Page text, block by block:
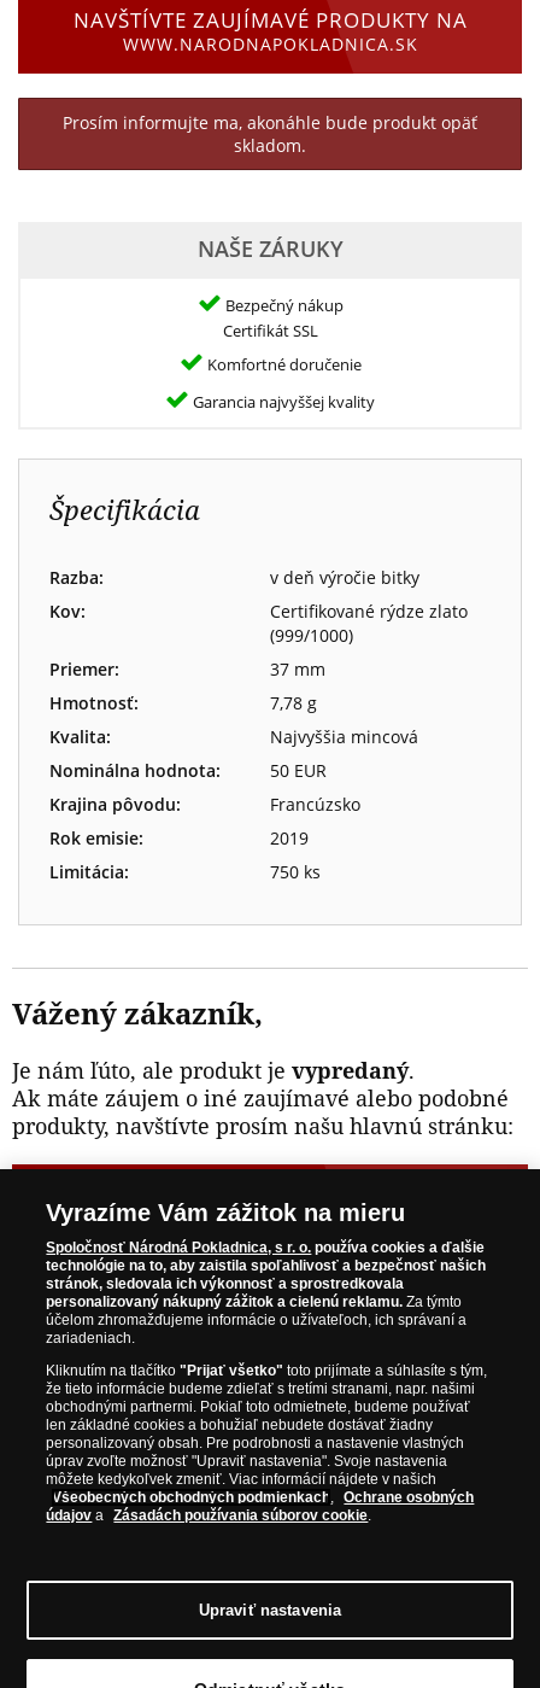
NAVŠTÍVTE ZAUJÍMAVÉ PRODUKTY NA
WWW.NARODNAPOKLADNICA.SK
Prosím informujte ma, akonáhle bude produkt opäť
skladom.
NAŠE ZÁRUKY
Bezpečný nákup
Certifikát SSL
Komfortné doručenie
Garancia najvyššej kvality
Špecifikácia
Razba:
v deň výročie bitky
Kov:
Certifikované rýdze zlato
(999/1000)
Priemer:
37 mm
Hmotnosť:
7,78 g
Kvalita:
Najvyššia mincová
Nominálna hodnota:
50 EUR
Krajina pôvodu:
Francúzsko
Rok emisie:
2019
Limitácia:
750 ks
Vážený zákazník,
Je nám ľúto, ale produkt je vypredaný.
Ak máte záujem o iné zaujímavé alebo podobné
produkty, navštívte prosím našu hlavnú stránku:
WWW.NARODNAPOKLADNICA.SK
Prosím informujte ma, akonáhle bude produkt opäť
skladom.
NAŠE ZÁRUKY
Bezpečný nákup
Certifikát SSL
Garancia najvyššej kvality
Vyrazíme Vám zážitok na mieru
Spoločnosť Národná Pokladnica, s r. o. používa cookies a ďalšie
technológie na to, aby zaistila spoľahlivosť a bezpečnosť našich
stránok, sledovala ich výkonnosť a sprostredkovala
personalizovaný nákupný zážitok a cielenú reklamu. Za týmto
účelom zhromažďujeme informácie o užívateľoch, ich správaní a
zariadeniach.
Kliknutím na tlačítko"Prijať všetko" toto prijímate a súhlasíte s tým,
že tieto informácie budeme zdieľať s tretími stranami, napr. našimi
obchodnými partnermi. Pokiaľ toto odmietnete, budeme používať
len základné cookies a bohužiaľ nebudete dostávať žiadny
personalizovaný obsah. Pre podrobnosti a nastavenie vlastných
úprav zvoľte možnosť "Upraviť nastavenia". Svoje nastavenia
môžete kedykoľvek zmeniť. Viac informácií nájdete v našich
Všeobecných obchodných podmienkach ,
Ochrane osobných
údajov a Zásadách používania súborov cookie.
Upraviť nastavenia